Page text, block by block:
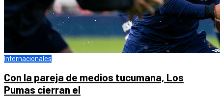
Internacionales
Con la pareja de medios tucumana, Los
Pumas cierran el